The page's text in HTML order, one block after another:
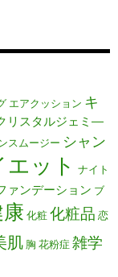
エアクッション キ
リスタルジェミ―
スムージー シャン
エット
ナイト
ァンデーション ブ
化粧化粧品 恋
肌 胸 花粉症 雑学